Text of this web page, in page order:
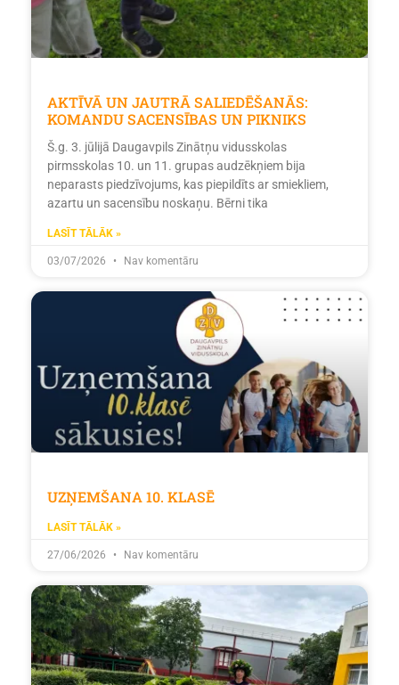
AKTĪVĀ UN JAUTRĀ SALIEDĒŠANĀS:
KOMANDU SACENSĪBAS UN PIKNIKS
Š.g. 3. jūlijā Daugavpils Zinātņu vidusskolas
pirmsskolas 10. un 11. grupas audzēkņiem bija
neparasts piedzīvojums, kas piepildīts ar smiekliem,
azartu un sacensību noskaņu. Bērni tika
LASĪT TĀLĀK »
03/07/2026 Nav komentāru
UZŅEMŠANA 10. KLASĒ
LASĪT TĀLĀK »
27/06/2026 Nav komentāru